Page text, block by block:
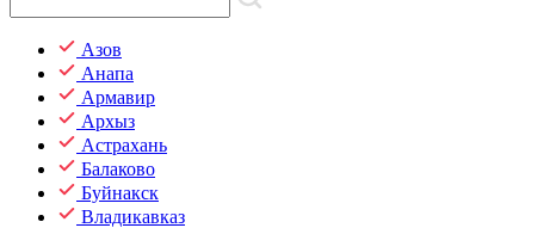
Азов
Анапа
Армавир
Архыз
Астрахань
Балаково
Буйнакск
Владикавказ